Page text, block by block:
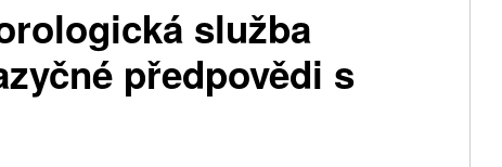
služba
předpovědi s